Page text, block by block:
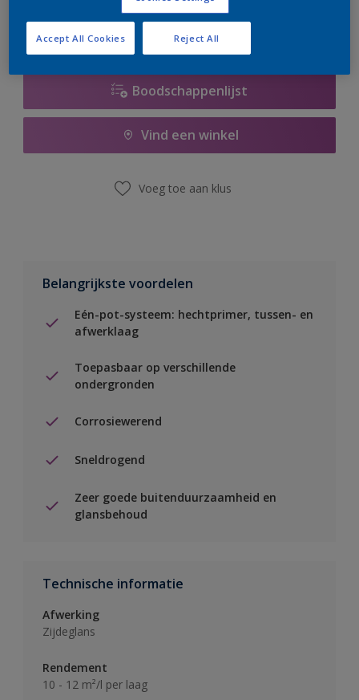
Boodschappenlijst
Vind een winkel
Voeg toe aan klus
Belangrijkste voordelen
Eén-pot-systeem: hechtprimer, tussen- en
afwerklaag
Toepasbaar op verschillende
ondergronden
Corrosiewerend
Sneldrogend
Zeer goede buitenduurzaamheid en
glansbehoud
Technische informatie
Afwerking
Zijdeglans
Rendement
10 - 12 m²/l per laag
Reject All
Accept All Cookies